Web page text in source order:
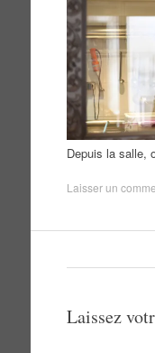
Depuis la salle,
Laisser un
Laissez